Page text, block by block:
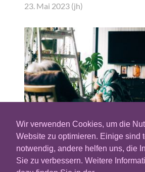
Wir verwenden Cookies, um die
Website zu optimieren. Einige sind
notwendig, andere helfen uns, die
Sie zu verbessern. Weitere
23. Mai 2023 (jh)
Im Zuge der Verbreitung
lange Zeit unklar, wie sich dies
Screen und damit auf den